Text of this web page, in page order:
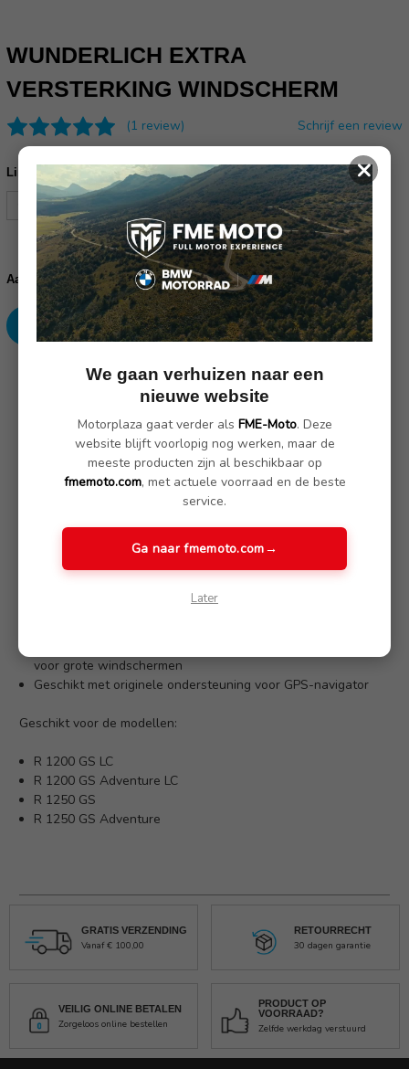
WUNDERLICH EXTRA
VERSTERKING WINDSCHERM
(1 review) Schrijf een review
Links/Rechts: *
Huidige
voorraad:
Aantal:
Verhoog
aantallen:
Verlaag
aantallen:
SKU: 43520-222, 43520-212
Omschrijving (1 review)
Koepelversterking voor BMW R 1200 GS LC en BMW R 1200
Extra ondersteuning om het windscherm te stabiliseren
Voorkomt geluiden door trilling en rammelen, evenals het
Voorkomt dat er scheuren in de koepel trillen
voor grote windschermen
Geschikt met originele ondersteuning voor GPS-navigator
Geschikt voor de modellen:
R 1200 GS LC
R 1200 GS Adventure LC
R 1250 GS
R 1250 GS Adventure
GRATIS VERZENDING
Vanaf € 100,00
RETOURRECHT
30 dagen garantie
VEILIG ONLINE BETALEN
Zorgeloos online bestellen
PRODUCT OP
VOORRAAD?
Zelfde werkdag verstuurd
×
We gaan verhuizen naar een
nieuwe website
Motorplaza gaat verder als FME-Moto. Deze
website blijft voorlopig nog werken, maar de
meeste producten zijn al beschikbaar op
fmemoto.com, met actuele voorraad en de beste
service.
Ga naar fmemoto.com→
Later